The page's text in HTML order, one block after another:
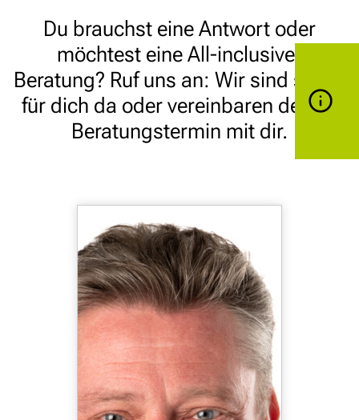
Du brauchst eine Antwort oder
möchtest eine All-inclusive-
Beratung? Ruf uns an: Wir sind sofort
für dich da oder vereinbaren deinen
Beratungstermin mit dir.